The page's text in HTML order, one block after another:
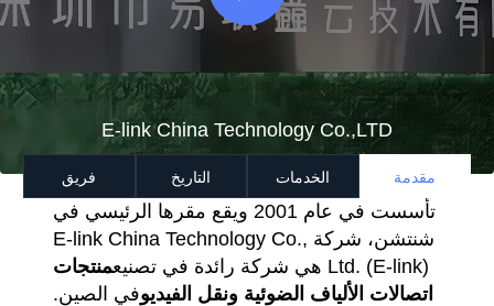
E-link China Technology Co.,LTD
مقدمة الخدمات التاريخ فريق
تأسست في عام 2001 ويقع مقرها الرئيسي في
شنتشن، شركة E-link China Technology Co.,
Ltd. (E-link) هي شركة رائدة في تصنيع
منتجات
اتصالات الألياف الضوئية ونقل الفيديوفي الصين.